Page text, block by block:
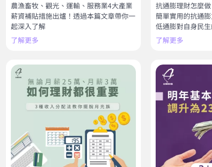
農漁畜牧、觀光、運輸、服務業4大產業
薪資補貼措施出爐！透過本篇文章帶你一
起深入了解
了解更多
抗通膨理財怎麼
簡單實用的抗通
低通膨對自身民生
了解更多